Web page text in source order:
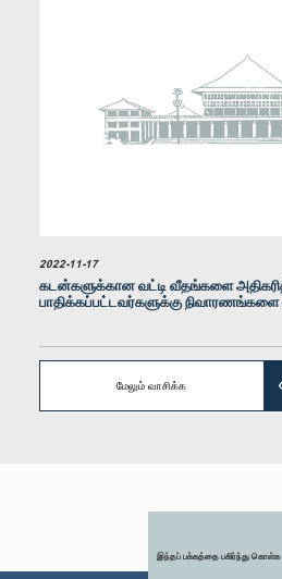
உறுப்பினர்
உறுப்பினர்
2022-11-17
கடன்களுக்கான வட்டி வீதங்களை
பாதிக்கப்பட்டவர்களுக்கு
மேலும் வாசிக்க
இந்தப் பக்கத்தை பகிர்ந்து கொள்க